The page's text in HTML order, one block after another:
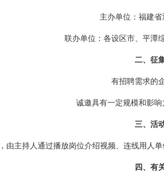
主办单位：福建省
联办单位：各设区市、平潭综
二、征集
有招聘需求的企
诚邀具有一定规模和影响
三、活动
主持人通过播放岗位介绍视频、连线用人单
四、有关